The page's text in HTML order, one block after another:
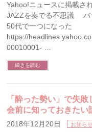
Yahoo!ニュースに掲載さ
JAZZを奏でる不思議 バ
50代で一つになった
https://
00010001- …
続きを読む
「酔った勢い」で失
会前に知っておきたい
2018年12月20日 お知ら